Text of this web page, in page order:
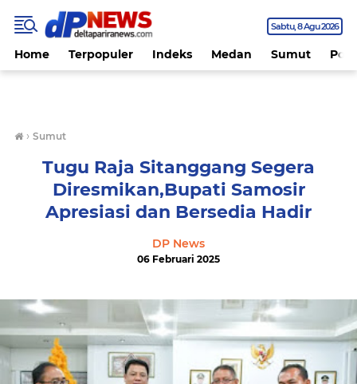
Sabtu 8 Agu 2026
Home Terpopuler Indeks Medan Sumut
› Sumut
Tugu Raja Sitanggang Segera
Diresmikan,Bupati Samosir
Apresiasi dan Bersedia Hadir
DP News
06 Februari 2025